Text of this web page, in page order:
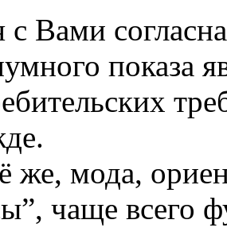
с Вами
показа
же, мода,
чаще всего